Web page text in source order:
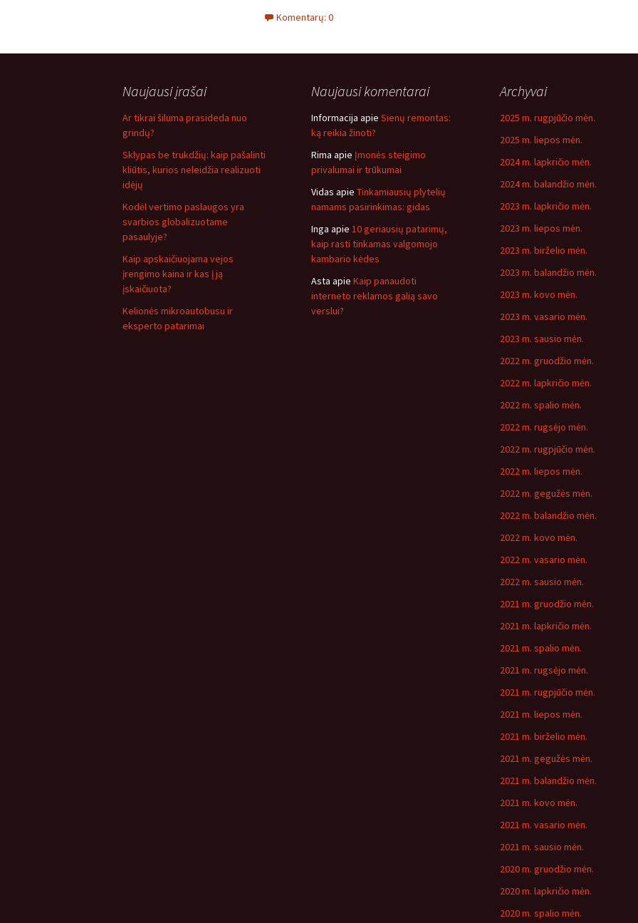
Komentarų: 0
Naujausi įrašai
Ar tikrai šiluma prasideda nuo
grindų?
Sklypas be trukdžių: kaip pašalinti
kliūtis, kurios neleidžia realizuoti
idėjų
Kodėl vertimo paslaugos yra
svarbios globalizuotame
pasaulyje?
Kaip apskaičiuojama vejos
įrengimo kaina ir kas į ją
įskaičiuota?
Kelionės mikroautobusu ir
eksperto patarimai
Naujausi komentarai
Informacija apie Sienų remontas:
ką reikia žinoti?
Rima apie Įmonės steigimo
privalumai ir trūkumai
Vidas apie Tinkamiausių plytelių
namams pasirinkimas: gidas
Inga apie 10 geriausių patarimų,
kaip rasti tinkamas valgomojo
kambario kėdes
Asta apie Kaip panaudoti
interneto reklamos galią savo
verslui?
Archyvai
2025 m. rugpjūčio mėn.
2025 m. liepos mėn.
2024 m. lapkričio mėn.
2024 m. balandžio mėn.
2023 m. lapkričio mėn.
2023 m. liepos mėn.
2023 m. birželio mėn.
2023 m. balandžio mėn.
2023 m. kovo mėn.
2023 m. vasario mėn.
2023 m. sausio mėn.
2022 m. gruodžio mėn.
2022 m. lapkričio mėn.
2022 m. spalio mėn.
2022 m. rugsėjo mėn.
2022 m. rugpjūčio mėn.
2022 m. liepos mėn.
2022 m. gegužės mėn.
2022 m. balandžio mėn.
2022 m. kovo mėn.
2022 m. vasario mėn.
2022 m. sausio mėn.
2021 m. gruodžio mėn.
2021 m. lapkričio mėn.
2021 m. spalio mėn.
2021 m. rugsėjo mėn.
2021 m. rugpjūčio mėn.
2021 m. liepos mėn.
2021 m. birželio mėn.
2021 m. gegužės mėn.
2021 m. balandžio mėn.
2021 m. kovo mėn.
2021 m. vasario mėn.
2021 m. sausio mėn.
2020 m. gruodžio mėn.
2020 m. lapkričio mėn.
2020 m. spalio mėn.